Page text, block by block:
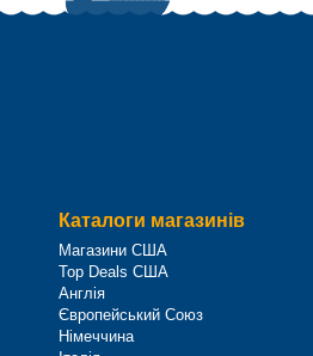
Каталоги магазинів
Магазини США
Top Deals США
Англія
Європейський Союз
Німеччина